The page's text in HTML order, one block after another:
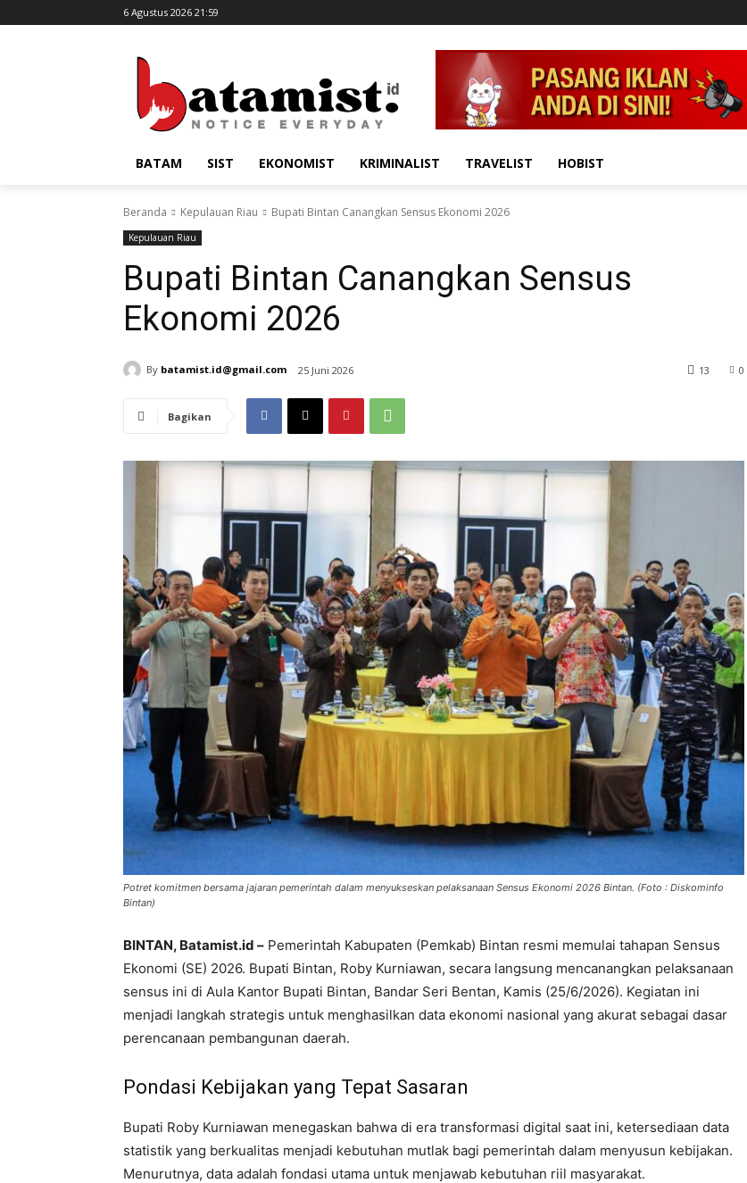
6 Agustus 2026 21:59
BATAM SIST EKONOMIST KRIMINALIST TRAVELIST HOBIST
Beranda Kepulauan Riau Bupati Bintan Canangkan Sensus Ekonomi 2026
Kepulauan Riau
Bupati Bintan Canangkan Sensus
Ekonomi 2026
By batamist.id@gmail.com 25 Juni 2026 0
13
Bagikan
Potret komitmen bersama jajaran pemerintah dalam menyukseskan pelaksanaan Sensus Ekonomi 2026 Bintan. (Foto : Diskominfo
Bintan)
BINTAN, Batamist.id – Pemerintah Kabupaten (Pemkab) Bintan resmi memulai tahapan Sensus
Ekonomi (SE) 2026. Bupati Bintan, Roby Kurniawan, secara langsung mencanangkan pelaksanaan
sensus ini di Aula Kantor Bupati Bintan, Bandar Seri Bentan, Kamis (25/6/2026). Kegiatan ini
menjadi langkah strategis untuk menghasilkan data ekonomi nasional yang akurat sebagai dasar
perencanaan pembangunan daerah.
Pondasi Kebijakan yang Tepat Sasaran
Bupati Roby Kurniawan menegaskan bahwa di era transformasi digital saat ini, ketersediaan data
statistik yang berkualitas menjadi kebutuhan mutlak bagi pemerintah dalam menyusun kebijakan.
Menurutnya, data adalah fondasi utama untuk menjawab kebutuhan riil masyarakat.